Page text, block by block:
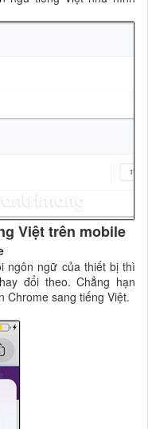
Việt trên mobile
ngôn ngữ của thiết bị thì
đổi theo. Chẳng hạn
Chrome sang tiếng Việt.